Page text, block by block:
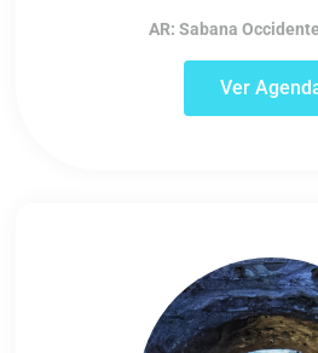
AR: Sabana
Ver